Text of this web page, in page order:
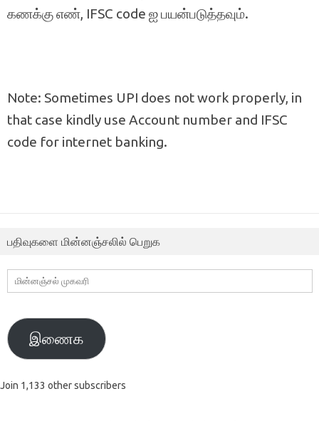
கணக்கு எண், IFSC code ஐ பயன்படுத்தவும்.
Note: Sometimes UPI does not work properly, in
that case kindly use Account number and IFSC
code for internet banking.
பதிவுகளை மின்னஞ்சலில் பெறுக
மின்னஞ்சல்
முகவரி
இணைக
Join 1,133 other subscribers